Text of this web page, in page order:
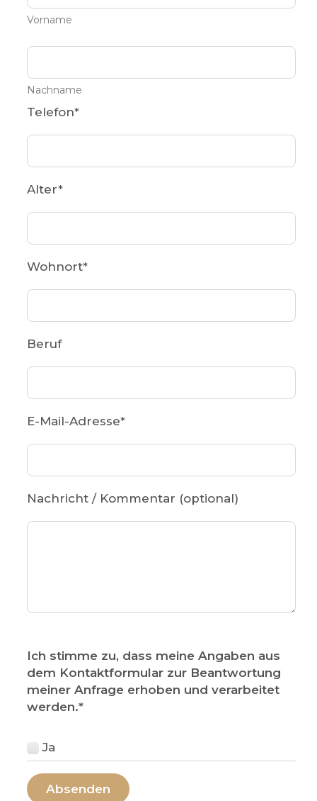
Vorname
Nachname
Telefon*
Alter*
Wohnort*
Beruf
E-Mail-Adresse*
Nachricht / Kommentar (optional)
Ich stimme zu, dass meine Angaben aus
dem Kontaktformular zur Beantwortung
meiner Anfrage erhoben und verarbeitet
werden.*
Ja